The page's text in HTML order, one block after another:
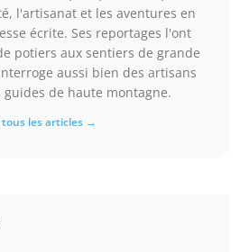
l'artisanat et les aventures en
écrite. Ses reportages l'ont
potiers aux sentiers de grande
aussi bien des artisans
de haute montagne.
tous les articles →